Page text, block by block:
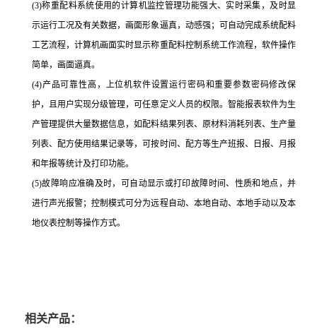
(3)称重配料系统使用的计算机监控管理功能强大、实时采集，及时显
示运行工况及有关数据，画面形象逼真，动感强；可自动完成系统配料
工艺流程，计算机画面实时显示称重配料控制系统工作流程，软件操作
简单，画面逼真。
(4)产品可靠性高，上位机软件设置运行密码和重要参数密码修改保
护，且用户实现分级管理，可任意定义人员的权限。智能报表软件为生
产管理提供大量数据信息，如配料结果列表、原材料消耗列表、生产量
列表、配方使用结果记录等，可按时间、配方等生产班报、日报、月报
和年报等统计及打印功能。
(5)故障响应准确及时，可自动显示或打印故障时间、性质和地点，并
进行声光报警；控制模式可分为远程自动、本地自动、本地手动以及本
地仪表控制等操作方式。
相关产品：